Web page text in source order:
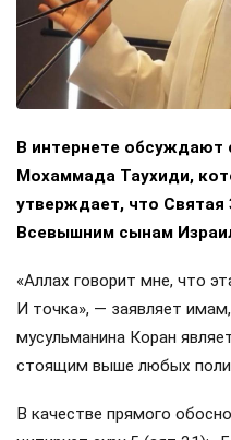
В интернете обсуждают
Мохаммада Таухиди,
утверждает, что
Всевышним сынам
«Аллах говорит мне, что
И точка», — заявляет
мусульманина Коран
стоящим выше любых
В качестве прямого